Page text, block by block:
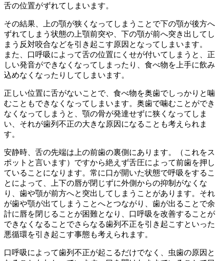
舌の位置がずれてしまいます。
その結果、上の顎が狭くなってしまうことで下の顎が後方へ
ずれてしまう状態の上顎前突や、下の顎が前へ突き出してし
まう反対咬合などを引き起こす原因となってしまいます。
また、口呼吸によって舌の位置にくせが付いてしまうと、正
しい発音ができなくなってしまったり、食べ物を上手に飲み
込めなくなったりしてしまいます。
正しい位置に舌がないことで、食べ物を奥歯でしっかりと噛
むこともできなくなってしまいます。奥歯で噛むことができ
なくなってしまうと、顎の骨が発達せずに狭くなってしま
い、それが歯列不正の大きな原因になることも考えられま
す。
安静時、舌の先端は上の前歯の裏側にあります。（これをス
ポットと言います）ですから絶えず舌圧によって前歯を押し
ていることになります。常に口が開いた状態で呼吸をするこ
とによって、上下の唇が閉じずに外側からの抑制がなくな
り、歯や顎が前方へと突出してしまうことがあります。それ
が歯や顎が出てしまうことへとつながり、歯が出ることで余
計に唇を閉じることが困難となり、口呼吸を改善することが
できなくなることでさらなる歯列不正を引き起こすといった
悪循環を引き起こす事態も考えられます。
口呼吸によって歯列不正が起こるだけでなく、虫歯の原因と